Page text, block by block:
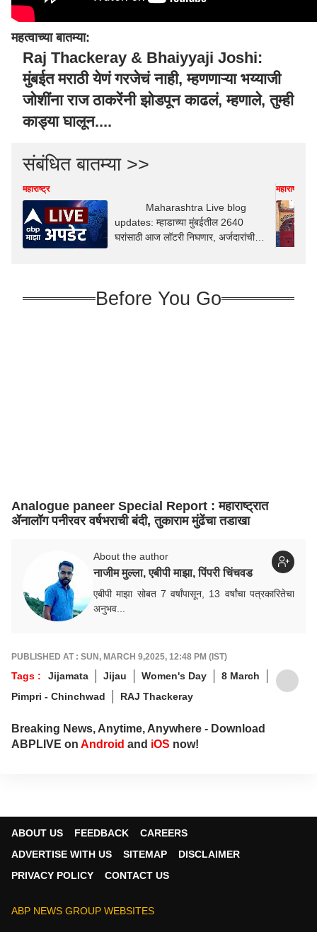
महत्वाच्या बातम्या:
Raj Thackeray & Bhaiyyaji Joshi:
मुंबईत मराठी येणं गरजेचं नाही, म्हणणाऱ्या भय्याजी
जोशींना राज ठाकरेंनी झोडपून काढलं, म्हणाले, तुम्ही
काड्या घालून....
संबंधित बातम्या >>
महाराष्ट्र
Maharashtra Live blog
updates: म्हाडाच्या मुंबईतील 2640
घरांसाठी आज लॉटरी निघणार, अर्जदारांची
महाराष्ट्र
Before You Go
Analogue paneer Special Report : महाराष्ट्रात
ॲनालॉग पनीरवर वर्षभराची बंदी, तुकाराम मुंढेंचा तडाखा
About the author
नाजीम मुल्ला, एबीपी माझा, पिंपरी चिंचवड
एबीपी माझा सोबत 7 वर्षांपासून, 13 वर्षांचा पत्रकारितेचा
अनुभव...
PUBLISHED AT : SUN, MARCH 9,2025, 12:48 PM (IST)
Tags : Jijamata Jijau Women's Day
8 March
Pimpri - Chinchwad
RAJ Thackeray
Breaking News, Anytime, Anywhere - Download
ABPLIVE on Android and iOS now!
ABOUT US FEEDBACK
CAREERS
ADVERTISE WITH US
SITEMAP
DISCLAIMER
PRIVACY POLICY
CONTACT US
ABP NEWS GROUP WEBSITES